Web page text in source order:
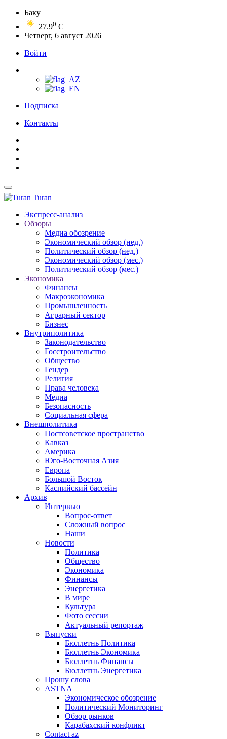
Баку
27.90 C
Четверг, 6 август 2026
Войти
Подписка
Контакты
Turan
Экспресс-анализ
Обзоры
Медиа обозрение
Экономический обзор (нед.)
Политический обзор (нед.)
Экономический обзор (мес.)
Политический обзор (мес.)
Экономика
Финансы
Макроэкономика
Промышленность
Аграрный сектор
Бизнес
Внутриполитика
Законодательство
Госстроительство
Общество
Гендер
Религия
Права человека
Медиа
Безопасность
Социальная сфера
Внешполитика
Постсоветское пространство
Кавказ
Америка
Юго-Восточная Азия
Европа
Большой Восток
Каспийский бассейн
Архив
Интервью
Вопрос-ответ
Сложный вопрос
Наши
Новости
Политика
Общество
Экономика
Финансы
Энергетика
В мире
Культура
Фото сессии
Актуальный репортаж
Выпуски
Бюллетнь Политика
Бюллетнь Экономика
Бюллетнь Финансы
Бюллетнь Энергетика
Прошу слова
ASTNA
Экономическое обозрение
Политический Мониторинг
Обзор рынков
Карабахский конфликт
Contact az